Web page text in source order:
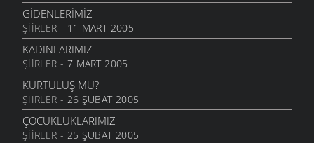
GİDENLERİMİZ
ŞIIRLER - 11 MART 2005
KADINLARIMIZ
ŞIIRLER - 7 MART 2005
KURTULUŞ MU?
ŞIIRLER - 26 ŞUBAT 2005
ÇOCUKLUKLARIMIZ
ŞIIRLER - 25 ŞUBAT 2005